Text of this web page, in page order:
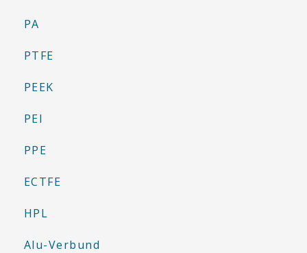
PA
PTFE
PEEK
PEI
PPE
ECTFE
HPL
Alu-Verbund